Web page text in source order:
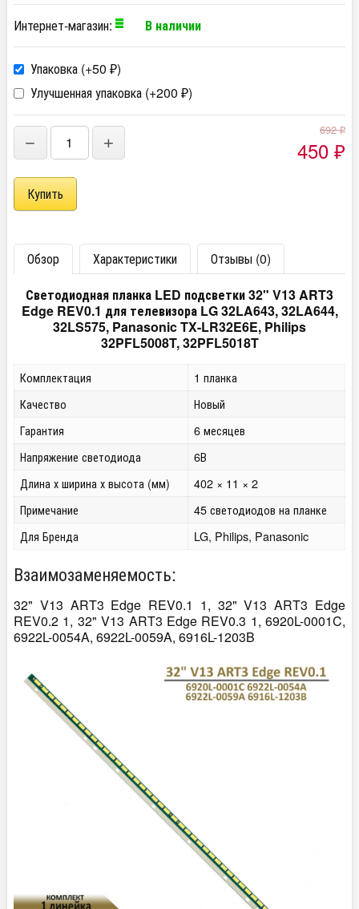
Интернет-магазин:
В наличии
Упаковка (+50 ₽)
Улучшенная упаковка (+200 ₽)
− +
692₽
450 ₽
Обзор Характеристики
Отзывы (0)
Светодиодная планка LED подсветки 32" V13 ART3
Edge REV0.1 для телевизора LG 32LA643, 32LA644,
32LS575, Panasonic TX-LR32E6E, Philips
32PFL5008T, 32PFL5018T
Комплектация
1 планка
Качество
Новый
Гарантия
6 месяцев
Напряжение светодиода
6В
Длина х ширина х высота (мм)
402 × 11 × 2
Примечание
45 светодиодов на планке
Для Бренда
LG, Philips, Panasonic
Взаимозаменяемость:
32" V13 ART3 Edge REV0.1 1, 32" V13 ART3 Edge
REV0.2 1, 32" V13 ART3 Edge REV0.3 1, 6920L-0001C,
6922L-0054A, 6922L-0059A, 6916L-1203B